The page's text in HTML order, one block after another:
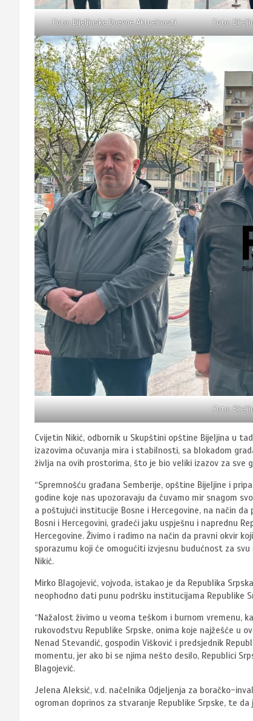
Foto: Bijeljinske Dnevne Aktuelnosti Foto:
Foto:
Cvijetin Nikić, odbornik u Skupštini opštine Bijeljina u
izazovima očuvanja mira i stabilnosti, sa blokadom
življa na ovih prostorima, što je bio veliki izazov za
“Spremnošću građana Semberije, opštine Bijeljine i
godine koje nas upozoravaju da čuvamo mir snagom
a poštujući institucije Bosne i Hercegovine, na način
Bosni i Hercegovini, gradeći jaku uspješnu i naprednu
Hercegovine. Živimo i radimo na način da pravni okvir
sporazumu koji će omogućiti izvjesnu budućnost za
Nikić.
Mirko Blagojević, vojvoda, istakao je da Republika
neophodno dati punu podršku institucijama Republike
“Nažalost živimo u veoma teškom i burnom vremenu,
rukovodstvu Republike Srpske, onima koje najžešće u
Nenad Stevandić, gospodin Višković i predsjednik
momentu, jer ako bi se njima nešto desilo, Republici
Blagojević.
Jelena Aleksić, v.d. načelnika Odjeljenja za boračko-
ogroman doprinos za stvaranje Republike Srpske, te